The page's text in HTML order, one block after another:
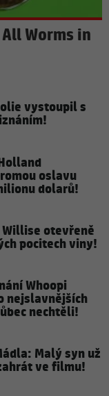
Worms in
vystoupil s
oslavu
dolarů!
otevřeně
pocitech viny!
Whoopi
nejslavnějších
nechtěli!
Malý syn už
ve filmu!